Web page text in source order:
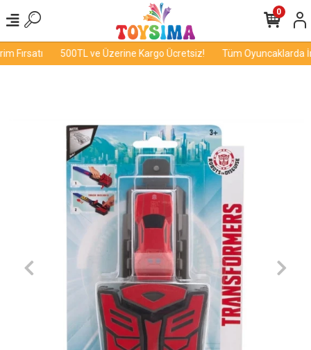
Fırsatı 500TL ve Üzerine Kargo Ücretsiz! Tüm Oyuncaklarda
0